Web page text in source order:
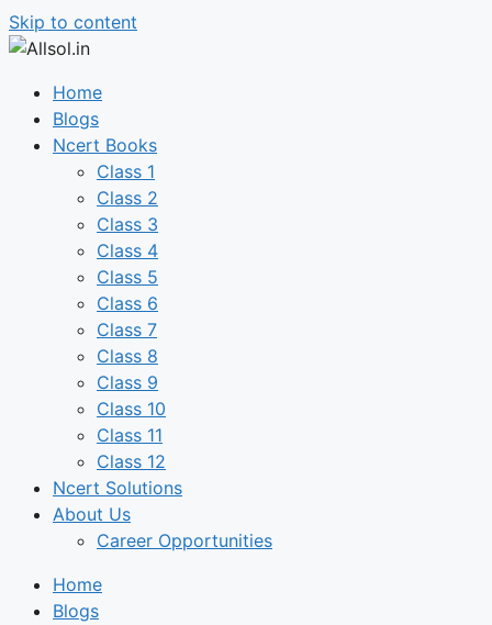
Skip to content
Home
Blogs
Ncert Books
Class 1
Class 2
Class 3
Class 4
Class 5
Class 6
Class 7
Class 8
Class 9
Class 10
Class 11
Class 12
Ncert Solutions
About Us
Career Opportunities
Home
Blogs